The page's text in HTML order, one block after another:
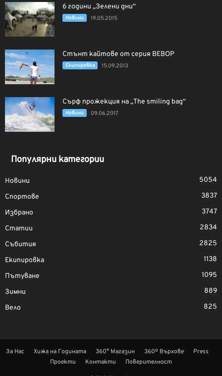
6 години „Зелени дни“
Новини 19.05.2015
Стънт кайтове от серия BEBOP
Екипировка 15.09.2013
Сърф прожекция на „The smiling bag“
Новини 09.06.2017
Популярни категории
Новини
5054
Спортове
3837
Избрано
3747
Статии
2834
Събития
2825
Екипировка
1138
Пътуване
1095
Зимни
889
Вело
825
За Нас Хижа на Годината 360° Магазин 360º Върхове
Press
Проекти
Контакти Поверителност